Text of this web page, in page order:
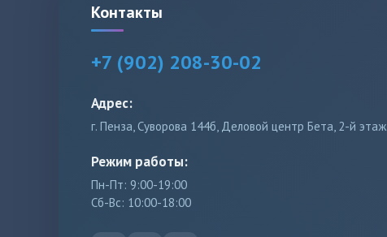
Контакты
+7 (902) 208-30-02
Адрес:
г. Пенза, Суворова 144б, Деловой центр Бета, 2-й этаж
Режим работы:
Пн-Пт: 9:00-19:00
Сб-Вс: 10:00-18:00